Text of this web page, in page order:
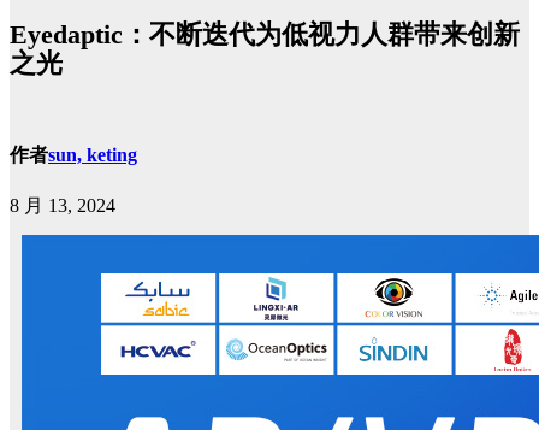
Eyedaptic：不断迭代为低视力人群带来创新
之光
作者sun, keting
8 月 13, 2024